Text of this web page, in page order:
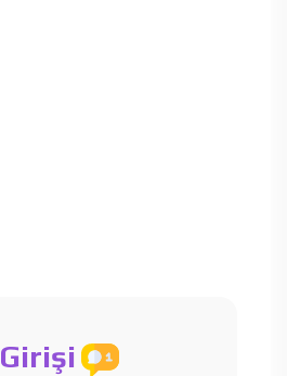
Girişi